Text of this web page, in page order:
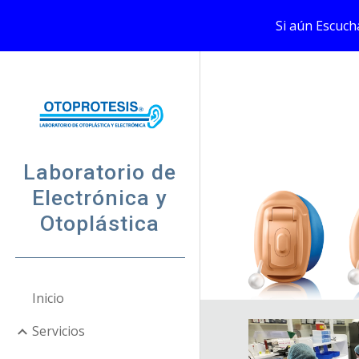
Si aún
Laboratorio de
Electrónica y
Otoplástica
Inicio
Servicios